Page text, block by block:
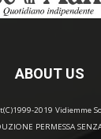
ABOUT US
2019 Vidiemme
PERMESSA